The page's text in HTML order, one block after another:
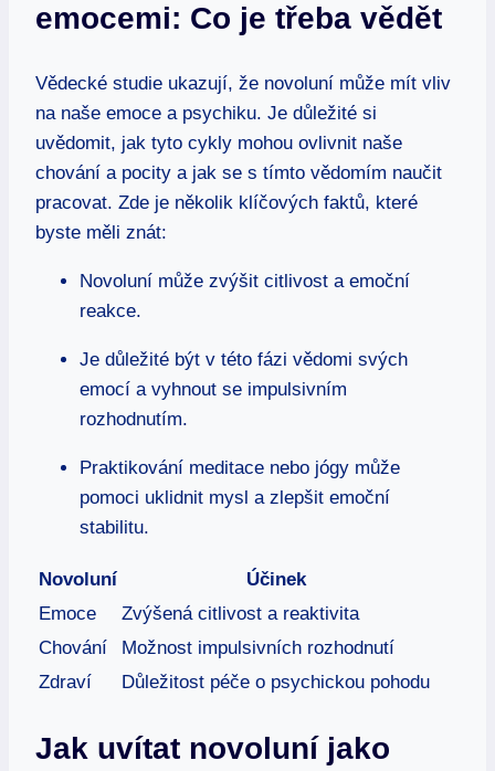
emocemi: Co je třeba vědět
Vědecké studie ukazují, že novoluní může mít vliv
na naše emoce a psychiku. Je důležité si
uvědomit, jak tyto cykly mohou ovlivnit naše
chování a pocity a jak se s tímto vědomím naučit
pracovat. Zde je několik klíčových faktů, které
byste měli znát:
Novoluní může zvýšit citlivost a emoční
reakce.
Je důležité být v této fázi vědomi svých
emocí a vyhnout se impulsivním
rozhodnutím.
Praktikování meditace nebo jógy může
pomoci uklidnit mysl a zlepšit emoční
stabilitu.
Novoluní
Účinek
Emoce
Zvýšená citlivost a reaktivita
Chování
Možnost impulsivních rozhodnutí
Zdraví
Důležitost péče o psychickou pohodu
Jak uvítat novoluní jako